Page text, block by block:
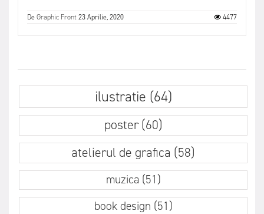
DeGraphic Front23 Aprilie, 2020 4477
ilustratie (64)
poster (60)
atelierul de grafica (58)
muzica (51)
book design (51)